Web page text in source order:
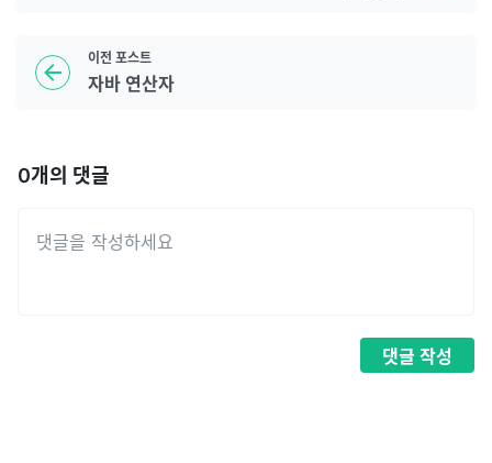
이전 포스트
자바 연산자
0개의 댓글
댓글 작성